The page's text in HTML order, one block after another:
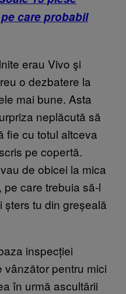
care probabil
erau Vivo şi
o dezbatere la
mai bune. Asta
neplăcută să
fie cu totul altceva
pe copertă.
de obicei la mica
care trebuia să-l
tu din greșeală
inspecției
pentru mici
în urmă ascultării